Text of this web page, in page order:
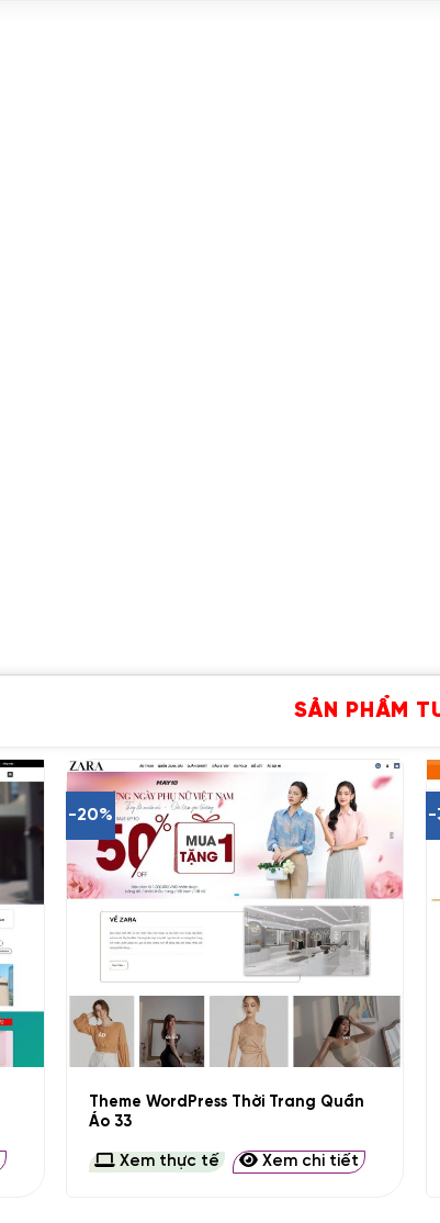
SẢN PHẨM
-20%
+
Theme WordPress Thời Trang Quần
Áo 33
Xem thực tế Xem chi tiết
-